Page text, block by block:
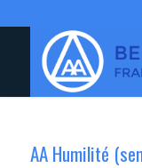
AA Humilité